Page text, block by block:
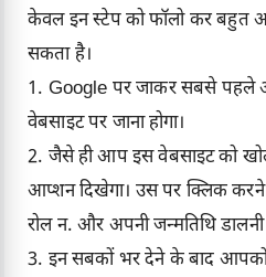
केवल इन स्टेप को फॉलो कर बहुत
सकता है।
1. Google पर जाकर सबसे
वेबसाइट पर जाना होगा।
2. जैसे ही आप इस वेबसाइट को
आप्शन दिखेगा। उस पर क्लिक
रोल न. और अपनी जन्मतिथि डालनी
3. इन सबकों भर देने के बाद